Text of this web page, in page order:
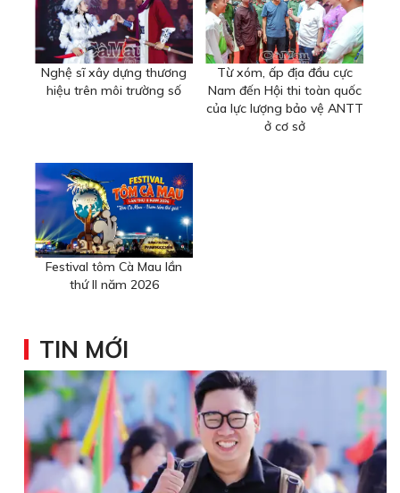
Nghệ sĩ xây dựng thương
hiệu trên môi trường số
Từ xóm, ấp địa đầu cực
Nam đến Hội thi toàn quốc
của lực lượng bảo vệ ANTT
ở cơ sở
Festival tôm Cà Mau lần
thứ II năm 2026
TIN MỚI